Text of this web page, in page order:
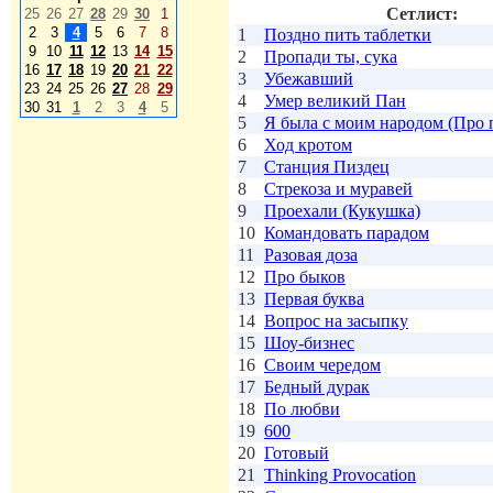
25 26 27 28 29 30
1
2
3 4 5 6 7
8
9
10 11 12 13 14 15
16 17 18 19 20 21 22
23 24 25 26 27 28 29
30 31 1 2 3 4 5
Сетлист:
1
Поздно пить таблетки
2
Пропади ты, сука
3
Убежавший
4
Умер великий Пан
5
Я была с моим народом (Про
6
Ход кротом
7
Станция Пиздец
8
Стрекоза и муравей
9
Проехали (Кукушка)
10 Командовать парадом
11 Разовая доза
12 Про быков
13 Первая буква
14 Вопрос на засыпку
15 Шоу-бизнес
16 Своим чередом
17 Бедный дурак
18 По любви
19 600
20 Готовый
21 Thinking Provocation